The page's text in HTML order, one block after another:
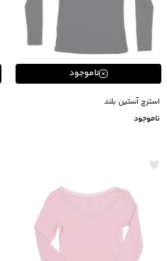
ناموجود
استرچ آستین بلند
ناموجود